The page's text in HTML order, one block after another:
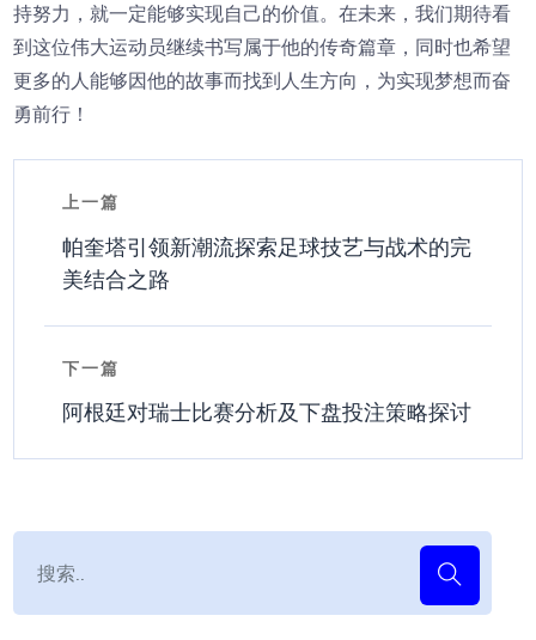
持努力，就一定能够实现自己的价值。在未来，我们期待看
到这位伟大运动员继续书写属于他的传奇篇章，同时也希望
更多的人能够因他的故事而找到人生方向，为实现梦想而奋
勇前行！
上一篇
帕奎塔引领新潮流探索足球技艺与战术的完
美结合之路
下一篇
阿根廷对瑞士比赛分析及下盘投注策略探讨